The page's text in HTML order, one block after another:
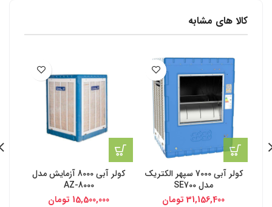
کالا های مشابه
کولر آبی 7000 سپهر الکتریک
مدل SE700
31,156,400 تومان
کولر آبی 8000 آزمایش مدل
AZ-8000
15,500,000 تومان